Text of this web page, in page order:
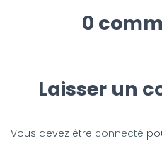
0
Laisser un
Vous devez être connecté